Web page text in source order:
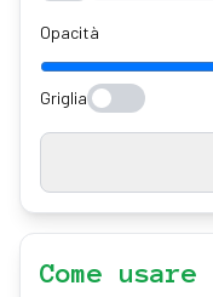
Opacità
Griglia
Come